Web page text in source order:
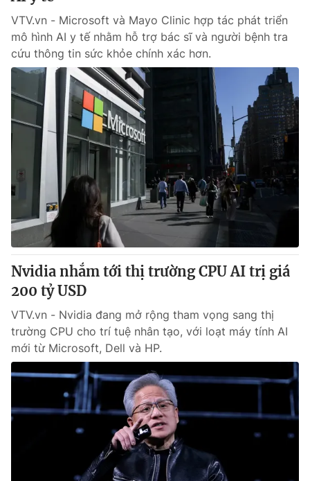
VTV.vn - Microsoft và Mayo Clinic hợp tác phát triển
mô hình AI y tế nhằm hỗ trợ bác sĩ và người bệnh tra
cứu thông tin sức khỏe chính xác hơn.
Nvidia nhắm tới thị trường CPU AI trị giá
200 tỷ USD
VTV.vn - Nvidia đang mở rộng tham vọng sang thị
trường CPU cho trí tuệ nhân tạo, với loạt máy tính AI
mới từ Microsoft, Dell và HP.